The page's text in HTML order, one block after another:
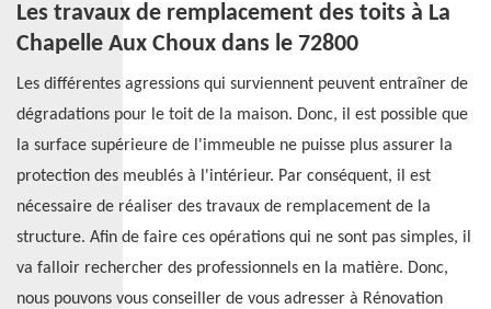
Les travaux de remplacement des toits à La
Chapelle Aux Choux dans le 72800
Les différentes agressions qui surviennent peuvent entraîner de
dégradations pour le toit de la maison. Donc, il est possible que
la surface supérieure de l'immeuble ne puisse plus assurer la
protection des meublés à l'intérieur. Par conséquent, il est
nécessaire de réaliser des travaux de remplacement de la
structure. Afin de faire ces opérations qui ne sont pas simples, il
va falloir rechercher des professionnels en la matière. Donc,
nous pouvons vous conseiller de vous adresser à Rénovation